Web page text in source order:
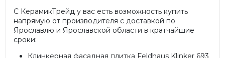
С КерамикТрейд у вас есть возможность купить
напрямую от производителя с доставкой по
Ярославлю и Ярославской области в кратчайшие
сроки:
Клинкерная фасадная плитка Feldhaus Klinker 693